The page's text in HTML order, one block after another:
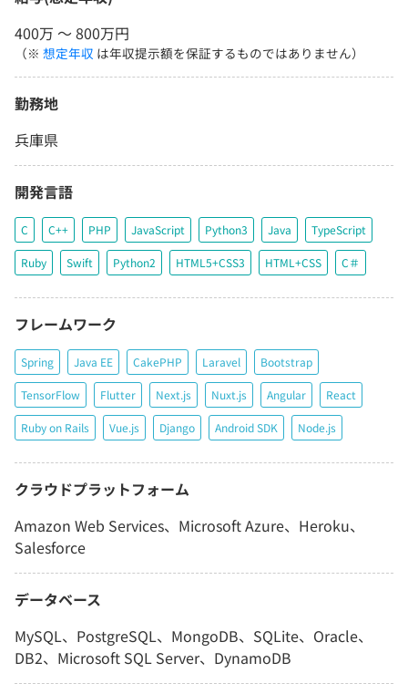
400万 〜 800万円
（※ 想定年収 は年収提示額を保証するものではありません）
勤務地
兵庫県
開発言語
C C++ PHP JavaScript Python3 Java TypeScript
Ruby Swift Python2 HTML5+CSS3 HTML+CSS C＃
フレームワーク
Spring Java EE CakePHP Laravel Bootstrap
TensorFlow Flutter Next.js Nuxt.js Angular React
Ruby on Rails Vue.js Django Android SDK Node.js
クラウドプラットフォーム
Amazon Web Services、Microsoft Azure、Heroku、
Salesforce
データベース
MySQL、PostgreSQL、MongoDB、SQLite、Oracle、
DB2、Microsoft SQL Server、DynamoDB